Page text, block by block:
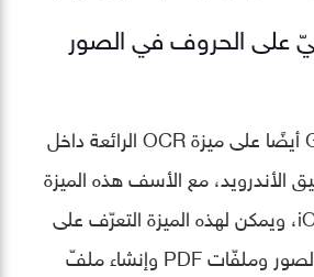
على الحروف في الصور
يحتوي Google Drive أيضًا على ميزة OCR الرائعة داخل
الأندرويد، مع الأسف هذه الميزة
غير مدعومة لنظام iOS، ويمكن لهذه الميزة التعرّف على
النصّ الموجود داخل الصور وملفّات PDF وإنشاء ملفّ